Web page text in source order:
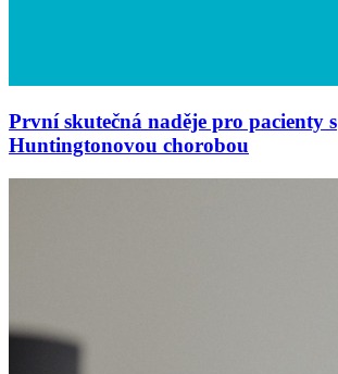
První skutečná naděje pro pacienty s
Huntingtonovou chorobou